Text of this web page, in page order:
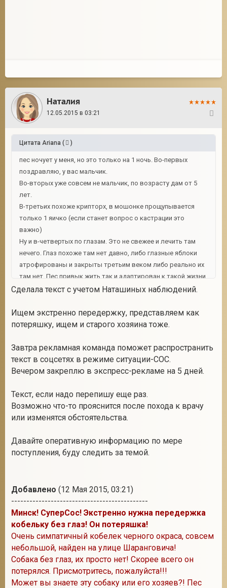
Наталия
12.05.2015 в 03:21
Цитата Ariana ( )
пес ночует у меня, но это только на 1 ночь. Во-первых
поздравляю, у вас мальчик.
Во-вторых уже совсем не мальчик, по возрасту дам от 5
лет.
В-третьих похоже крипторх, в мошонке прощупывается
только 1 яичко (если станет вопрос о кастрации это
важно)
Ну и в-четвертых по глазам. Это не свежее и лечить там
нечего. Глаз похоже там нет давно, либо глазные яблоки
атрофированы и закрыты третьим веком либо реально их
там нет. Пес привык жить так и адаптирован к такой жизни.
Обостренный слух и нюх, восприятие светотени и не более.
Где-то он жил так и такой. Советую приложить максимум
судьбу. А дальше решать...
На шее не заметила даже намека на след от ошейника...
Сделала текст с учетом Наташиных наблюдений.
Ищем экстренно передержку, представляем как
потеряшку, ищем и старого хозяина тоже.
Завтра рекламная команда поможет распространить
текст в соцсетях в режиме ситуации-СОС.
Вечером закреплю в экспресс-рекламе на 5 дней.
Текст, если надо перепишу еще раз.
Возможно что-то прояснится после похода к врачу
или изменятся обстоятельства.
Давайте оперативную информацию по мере
поступления, буду следить за темой.
Добавлено (12 Мая 2015, 03:21)
---------------------------------------------
Минск! СуперСос! Экстренно нужна передержка
кобельку без глаз! Он потеряшка!
Очень симпатичный кобелек черного окраса, совсем
небольшой, найден на улице Шаранговича!
Собака без глаз, их просто нет! Скорее всего он
потерялся. Присмотритесь, пожалуйста!!!
Может вы знаете эту собаку или его хозяев?! Пес